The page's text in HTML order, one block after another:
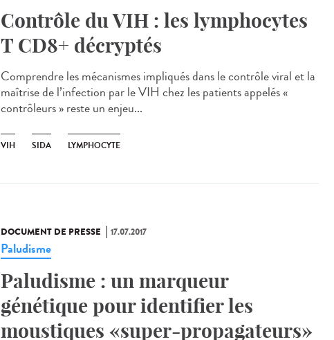
Contrôle du VIH : les lymphocytes
T CD8+ décryptés
Comprendre les mécanismes impliqués dans le contrôle viral et la
maîtrise de l’infection par le VIH chez les patients appelés «
contrôleurs » reste un enjeu...
VIH SIDA LYMPHOCYTE
DOCUMENT DE PRESSE 17.07.2017
Paludisme
Paludisme : un marqueur
génétique pour identifier les
moustiques «super-propagateurs»